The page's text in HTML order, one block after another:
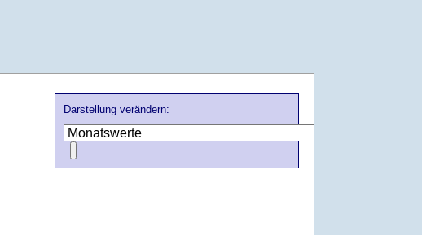
Darstellung verändern: